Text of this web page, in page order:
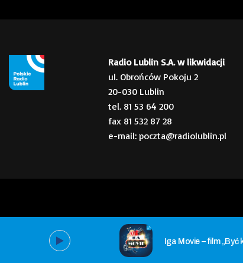
Radio Lublin S.A. w likwidacji
ul. Obrońców Pokoju 2
20-030 Lublin
tel. 81 53 64 200
fax 81 532 87 28
e-mail: poczta@radiolublin.pl
Iga Movie – film